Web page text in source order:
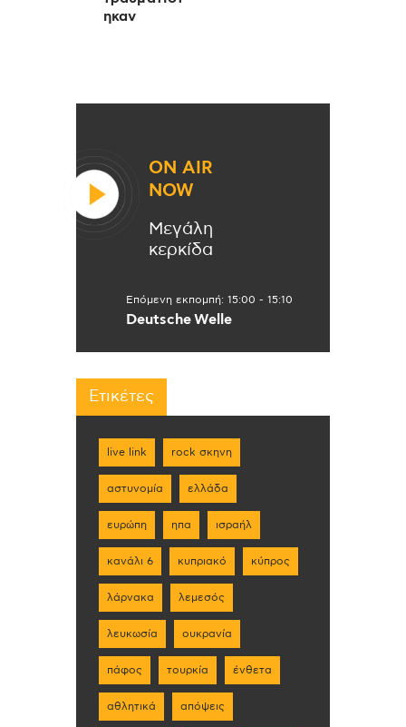
ηκαν
ON AIR
NOW
Μεγάλη
κερκίδα
Επόμενη εκπομπή: 15:00 - 15:10
Deutsche Welle
Ετικέτες
live link rock σκηνη
αστυνομία ελλάδα
ευρώπη ηπα ισραήλ
κανάλι 6 κυπριακό κύπρος
λάρνακα λεμεσός
λευκωσία ουκρανία
πάφος τουρκία ένθετα
αθλητικά απόψεις